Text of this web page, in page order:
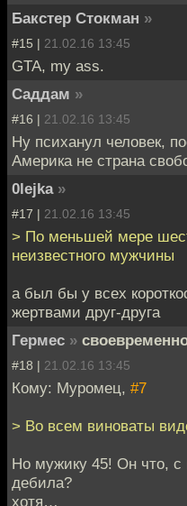
Бакстер Стокман »
#15 | 21.02.16 13:45
GTA, my ass.
Саддам »
#16 | 21.02.16 13:45
Ну психанул человек,
Америка не страна
0lejka »
#17 | 21.02.16 13:45
> По меньшей мере
неизвестного мужчины
а был бы у всех
жертвами друг-друга
Гермес »
#18 | 21.02.16 13:45
Кому: Муромец, #7
> Во всем виноваты
Но мужику 45! Он что, с
дебила?
хотя…